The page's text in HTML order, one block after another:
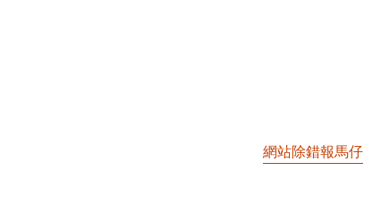
網站除錯報馬仔